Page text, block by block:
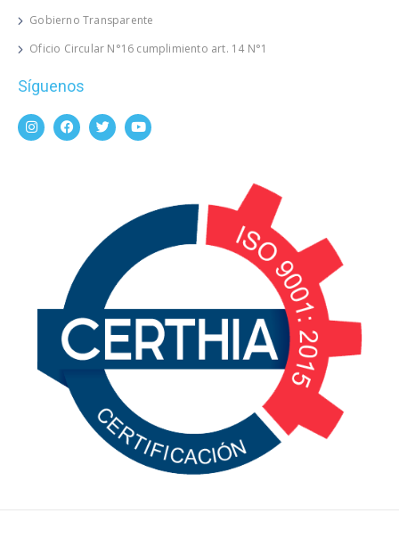
Gobierno Transparente
Oficio Circular N°16 cumplimiento art. 14 N°1
Síguenos